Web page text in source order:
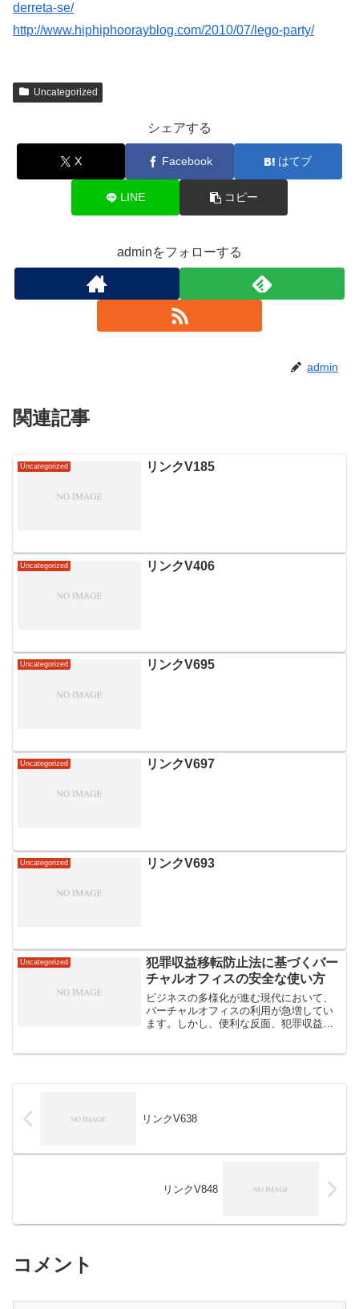
derreta-se/
http://www.hiphiphoorayblog.com/2010/07/lego-party/
Uncategorized
シェアする
X Facebook はてブ
LINE コピー
adminをフォローする
admin
関連記事
Uncategorized リンクV185
Uncategorized リンクV406
Uncategorized リンクV695
Uncategorized リンクV697
Uncategorized リンクV693
Uncategorized
犯罪収益移転防止法に基づくバー
チャルオフィスの安全な使い方
ビジネスの多様化が進む現代において、
バーチャルオフィスの利用が急増してい
ます。しかし、便利な反面、犯罪収益移
リンクV638
リンクV848
コメント